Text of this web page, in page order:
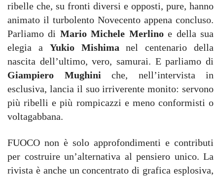
ribelle che, su fronti diversi e opposti, pure, hanno
animato il turbolento Novecento appena concluso.
Parliamo di Mario Michele Merlinoe della sua
elegia a Yukio Mishimanel centenario della
nascita dell’ultimo, vero, samurai. E parliamo di
Giampiero Mughini che, nell’intervista in
esclusiva, lancia il suo irriverente monito: servono
più ribelli e più rompicazzi e meno conformisti o
voltagabbana.
FUOCO non è solo approfondimenti e contributi
per costruire un’alternativa al pensiero unico. La
rivista è anche un concentrato di grafica esplosiva,